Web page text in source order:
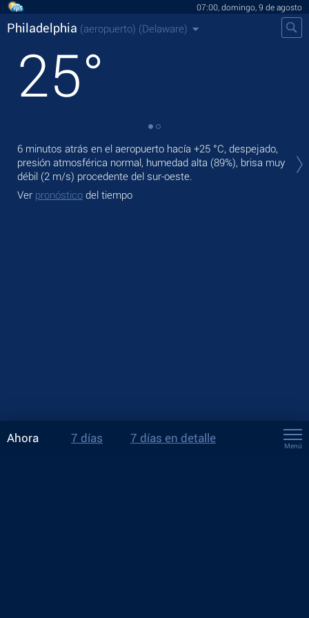
07:00, domingo, 9 de agosto
Philadelphia (aeropuerto) (Delaware)
25°
6 minutos atrás en el aeropuerto hacía +25 °C, despejado,
presión atmosférica normal, humedad alta (89%), brisa muy
débil (2 m/s) procedente del sur-oeste.
Ver pronóstico del tiempo
Ahora 7 días 7 días en detalle
Menú